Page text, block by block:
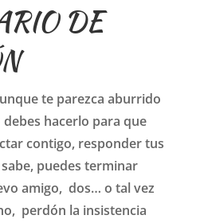
DE
te parezca aburrido
hacerlo para que
contigo, responder tus
puedes terminar
amigo, dos… o tal vez
perdón la insistencia